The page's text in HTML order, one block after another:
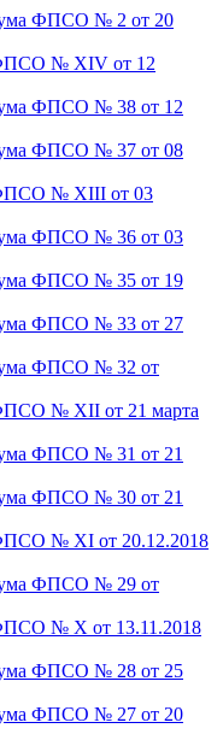
ФПСО № 2 от 20
ФПСО № XIV от 12
ФПСО № 38 от 12
ФПСО № 37 от 08
ФПСО № XIII от 03
ФПСО № 36 от 03
ФПСО № 35 от 19
ФПСО № 33 от 27
ФПСО № 32 от
№ XII от 21 марта
ФПСО № 31 от 21
ФПСО № 30 от 21
№ XI от 20.12.2018
ФПСО № 29 от
№ X от 13.11.2018
ФПСО № 28 от 25
ФПСО № 27 от 20